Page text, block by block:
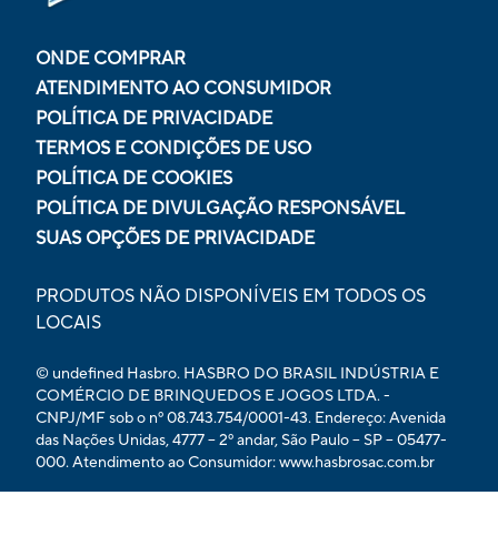
ONDE COMPRAR
ATENDIMENTO AO CONSUMIDOR
POLÍTICA DE PRIVACIDADE
TERMOS E CONDIÇÕES DE USO
POLÍTICA DE COOKIES
POLÍTICA DE DIVULGAÇÃO RESPONSÁVEL
SUAS OPÇÕES DE PRIVACIDADE
PRODUTOS NÃO DISPONÍVEIS EM TODOS OS
LOCAIS
© undefined Hasbro. HASBRO DO BRASIL INDÚSTRIA E
COMÉRCIO DE BRINQUEDOS E JOGOS LTDA. -
CNPJ/MF sob o nº 08.743.754/0001-43. Endereço: Avenida
das Nações Unidas, 4777 – 2º andar, São Paulo – SP – 05477-
000. Atendimento ao Consumidor: www.hasbrosac.com.br